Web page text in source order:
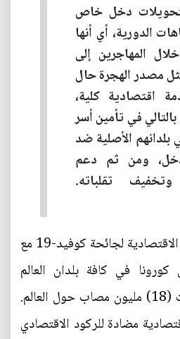
دخل خاص
الدورية، أي أنها
المهاجرين إلى
مصدر الهجرة حال
اقتصادية كلية،
في تأمين أسر
بلدانهم الأصلية ضد
ومن ثم دعم
وتخفيف تقلباته.
تتسع صدوع التداعيات الاقتصادية لجائحة كوفيد-19 مع
في كافة بلدان العالم
وتجاوز اجمالي الاصابات (18) مليون مصاب حول العالم.
مضادة للركود الاقتصادي